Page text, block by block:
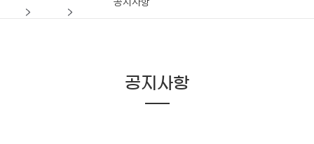
공지사항